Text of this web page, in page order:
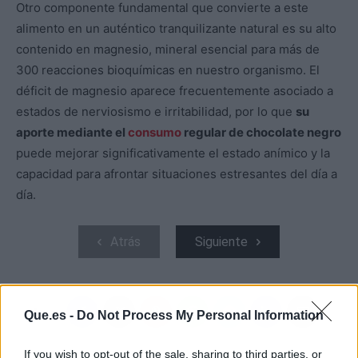
Que.es - Do Not Process My Personal Information
If you wish to opt-out of the sale, sharing to third parties, or
Otro componente fundamental que convierte a este
alimento en un auténtico tranquilizante natural es su alto
contenido en magnesio, mineral esencial para más de
300 reacciones bioquímicas en nuestro organismo. El
déficit de magnesio aparece frecuentemente asociado a
estados de nerviosismo e irritabilidad, por lo que su
aporte mediante el consumo regular de chocolate negro
puede mejorar significativamente el estado anímico y la
capacidad para afrontar situaciones estresantes del día a
día.
Atrás Siguiente